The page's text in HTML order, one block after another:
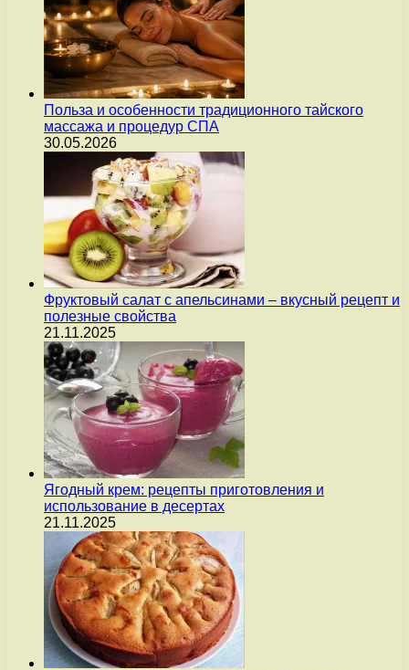
Польза и особенности традиционного тайского
массажа и процедур СПА
30.05.2026
Фруктовый салат с апельсинами – вкусный рецепт и
полезные свойства
21.11.2025
Ягодный крем: рецепты приготовления и
использование в десертах
21.11.2025